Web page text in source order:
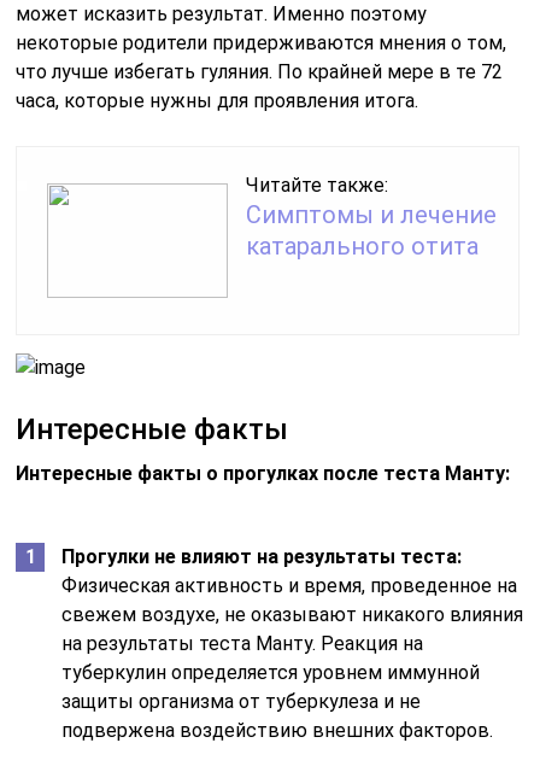
может исказить результат. Именно поэтому
некоторые родители придерживаются мнения о том,
что лучше избегать гуляния. По крайней мере в те 72
часа, которые нужны для проявления итога.
Читайте также:
Симптомы и лечение
катарального отита
Интересные факты
Интересные факты о прогулках после теста Манту:
Прогулки не влияют на результаты теста:
Физическая активность и время, проведенное на
свежем воздухе, не оказывают никакого влияния
на результаты теста Манту. Реакция на
туберкулин определяется уровнем иммунной
защиты организма от туберкулеза и не
подвержена воздействию внешних факторов.